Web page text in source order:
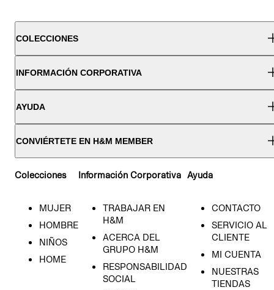
COLECCIONES
INFORMACIÓN CORPORATIVA
AYUDA
CONVIÉRTETE EN H&M MEMBER
Colecciones
MUJER
HOMBRE
NIÑOS
HOME
Información Corporativa
TRABAJAR EN
H&M
ACERCA DEL
GRUPO H&M
RESPONSABILIDAD
SOCIAL
Ayuda
CONTACTO
SERVICIO AL
CLIENTE
MI CUENTA
NUESTRAS
TIENDAS